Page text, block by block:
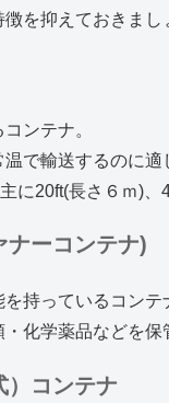
を抑えておきまし
ンテナ。
で輸送するのに適
に20ft(長さ６ｍ)、
ナーコンテナ)
持っているコンテ
化学薬品などを保
）コンテナ